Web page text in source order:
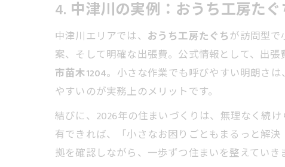
4. 中津川の実例：おうち工房た
中津川エリアでは、 おうち工房たぐちが訪問型
案、そして明確な出張費。公式情報として、出張
市苗木1204。小さな作業でも呼びやすい明朗さ
やすいのが実務上のメリットです。
結びに、2026年の住まいづくりは、無理なく続
有できれば、「小さなお困りごともまるっと解
拠を確認しながら、一歩ずつ住まいを整えていき